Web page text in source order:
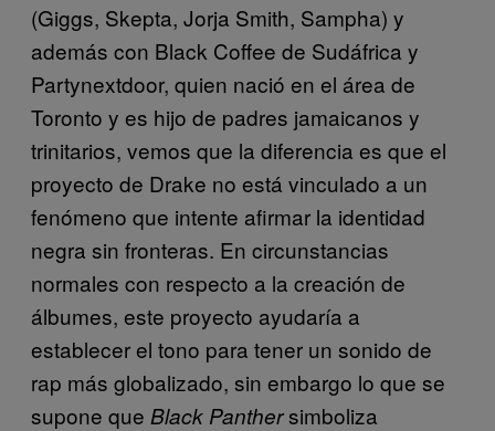
(Giggs, Skepta, Jorja Smith, Sampha) y
además con Black Coffee de Sudáfrica y
Partynextdoor, quien nació en el área de
Toronto y es hijo de padres jamaicanos y
trinitarios, vemos que la diferencia es que el
proyecto de Drake no está vinculado a un
fenómeno que intente afirmar la identidad
negra sin fronteras. En circunstancias
normales con respecto a la creación de
álbumes, este proyecto ayudaría a
establecer el tono para tener un sonido de
rap más globalizado, sin embargo lo que se
supone que Black Panthersimboliza